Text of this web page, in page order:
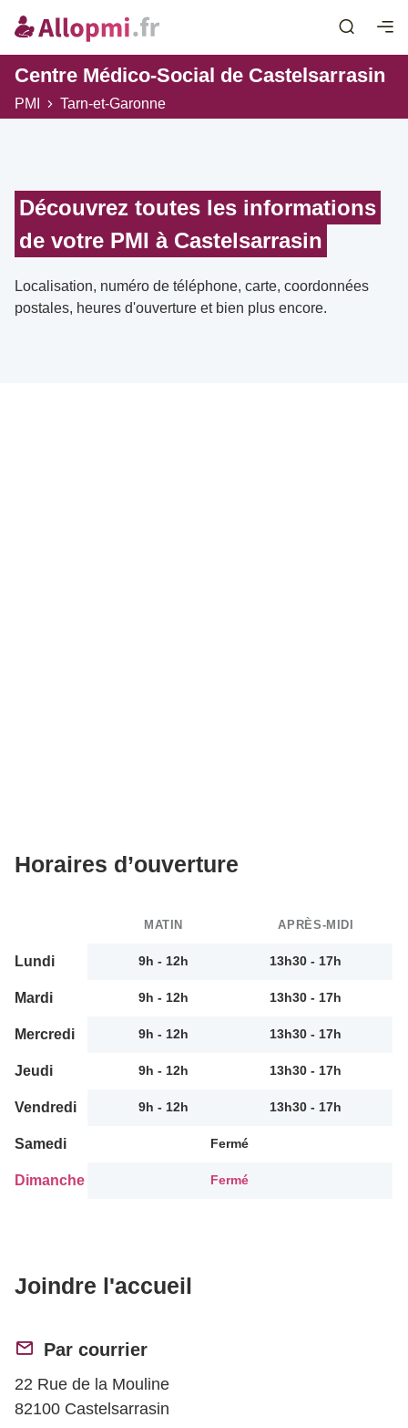
Centre Médico-Social de Castelsarrasin
PMI Tarn-et-Garonne
Découvrez toutes les informations
de votre PMI à Castelsarrasin
Localisation, numéro de téléphone, carte, coordonnées
postales, heures d'ouverture et bien plus encore.
Horaires d’ouverture
MATIN APRÈS-MIDI
Lundi 9h - 12h 13h30 - 17h
Mardi 9h - 12h 13h30 - 17h
Mercredi 9h - 12h 13h30 - 17h
Jeudi 9h - 12h 13h30 - 17h
Vendredi 9h - 12h 13h30 - 17h
Samedi Fermé
Dimanche Fermé
Joindre l'accueil
Par courrier
22 Rue de la Mouline
82100 Castelsarrasin